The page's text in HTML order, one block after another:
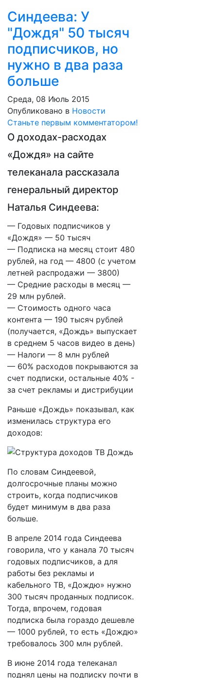
Синдеева: У
"Дождя" 50 тысяч
подписчиков, но
нужно в два раза
больше
Среда, 08 Июль 2015
Опубликовано в Новости
Станьте первым комментатором!
О доходах-расходах
«Дождя» на сайте
телеканала рассказала
генеральный директор
Наталья Синдеева:
— Годовых подписчиков у
«Дождя» — 50 тысяч
— Подписка на месяц стоит 480
рублей, на год — 4800 (с учетом
летней распродажи — 3800)
— Средние расходы в месяц —
29 млн рублей.
— Стоимость одного часа
контента — 190 тысяч рублей
(получается, «Дождь» выпускает
в среднем 5 часов видео в день)
— Налоги — 8 млн рублей
— 60% расходов покрываются за
счет подписки, остальные 40% -
за счет рекламы и дистрибуции
Раньше «Дождь» показывал, как
изменилась структура его
доходов:
По словам Синдеевой,
долгосрочные планы можно
строить, когда подписчиков
будет минимум в два раза
больше.
В апреле 2014 года Синдеева
говорила, что у канала 70 тысяч
годовых подписчиков, а для
работы без рекламы и
кабельного ТВ, «Дождю» нужно
300 тысяч проданных подписок.
Тогда, впрочем, годовая
подписка была гораздо дешевле
— 1000 рублей, то есть «Дождю»
требовалось 300 млн рублей.
В июне 2014 года телеканал
поднял цены на подписку почти в